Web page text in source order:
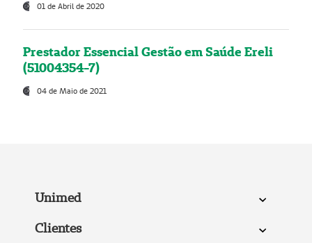
01 de Abril de 2020
Prestador Essencial Gestão em Saúde Ereli
(51004354-7)
04 de Maio de 2021
Unimed
Clientes